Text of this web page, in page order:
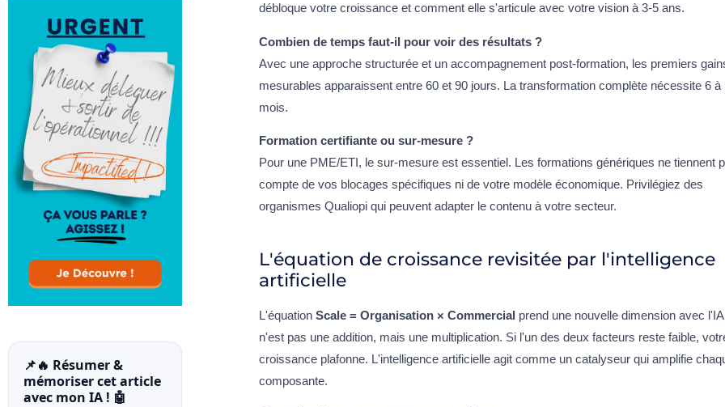
📌🔥 Résumer &
mémoriser cet article
avec mon IA ! 🤖
débloque votre croissance et comment elle s'articule avec votre vision à 3-5 ans.
Combien de temps faut-il pour voir des résultats ?
Avec une approche structurée et un accompagnement post-formation, les premiers
mesurables apparaissent entre 60 et 90 jours. La transformation complète nécessite 6 à
mois.
Formation certifiante ou sur-mesure ?
Pour une PME/ETI, le sur-mesure est essentiel. Les formations génériques ne tiennent
compte de vos blocages spécifiques ni de votre modèle économique. Privilégiez des
organismes Qualiopi qui peuvent adapter le contenu à votre secteur.
L'équation de croissance revisitée par l'intelligence
artificielle
L'équation Scale = Organisation × Commercial prend une nouvelle dimension avec
n'est pas une addition, mais une multiplication. Si l'un des deux facteurs reste faible,
croissance plafonne. L'intelligence artificielle agit comme un catalyseur qui amplifie
composante.